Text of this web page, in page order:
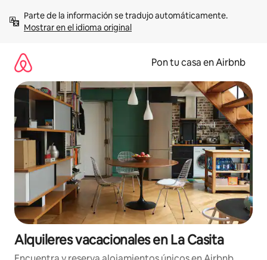
contenidoMostrar en el idioma original
Pon tu casa en Airbnb
Alquileres vacacionales en La Casita